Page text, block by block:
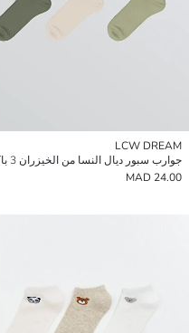
LCW DREAM
جوارب سبور ديال النسا من الخيزران 3 باكات
24.00 MAD